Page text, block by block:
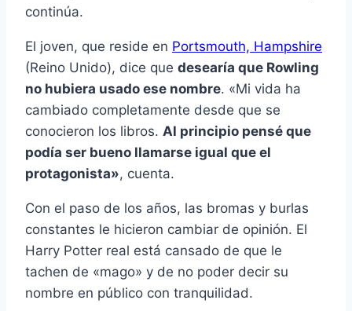
continúa.
El joven, que reside en Portsmouth, Hampshire
(Reino Unido), dice que desearí­a que Rowling
no hubiera usado ese nombre. «Mi vida ha
cambiado completamente desde que se
conocieron los libros. Al principio pensé que
podí­a ser bueno llamarse igual que el
protagonista», cuenta.
Con el paso de los años, las bromas y burlas
constantes le hicieron cambiar de opinión. El
Harry Potter real está cansado de que le
tachen de «mago» y de no poder decir su
nombre en público con tranquilidad.